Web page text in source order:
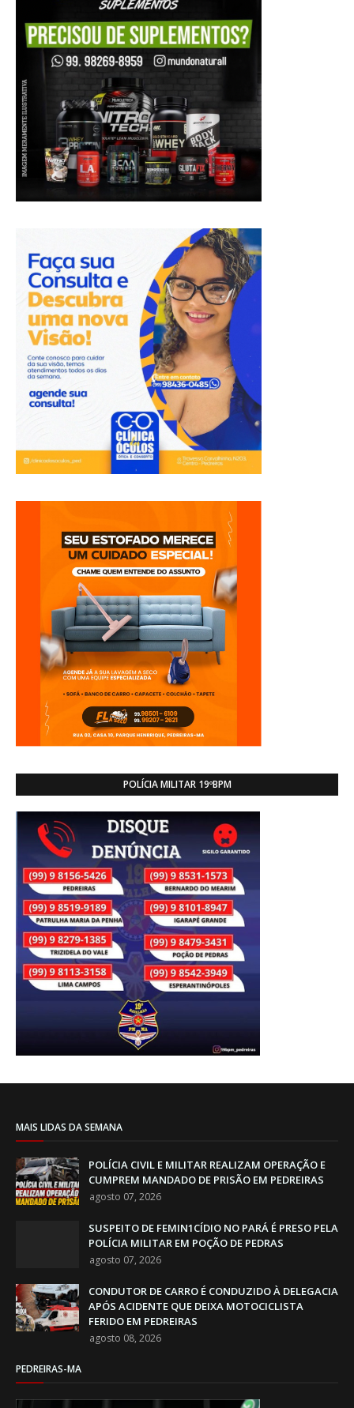
POLÍCIA MILITAR 19ºBPM
MAIS LIDAS DA SEMANA
POLÍCIA CIVIL E MILITAR REALIZAM OPERAÇÃO E
CUMPREM MANDADO DE PRISÃO EM PEDREIRAS
agosto 07, 2026
SUSPEITO DE FEMIN1CÍDIO NO PARÁ É PRESO PELA
POLÍCIA MILITAR EM POÇÃO DE PEDRAS
agosto 07, 2026
CONDUTOR DE CARRO É CONDUZIDO À DELEGACIA
APÓS ACIDENTE QUE DEIXA MOTOCICLISTA
FERIDO EM PEDREIRAS
agosto 08, 2026
PEDREIRAS-MA